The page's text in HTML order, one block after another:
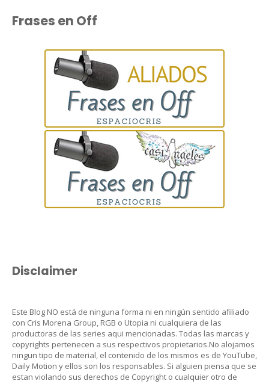
Frases en Off
Disclaimer
Este Blog NO está de ninguna forma ni en ningún sentido afiliado
con Cris Morena Group, RGB o Utopia ni cualquiera de las
productoras de las series aqui mencionadas. Todas las marcas y
copyrights pertenecen a sus respectivos propietarios.No alojamos
ningun tipo de material, el contenido de los mismos es de YouTube,
Daily Motion y ellos son los responsables. Si alguien piensa que se
estan violando sus derechos de Copyright o cualquier otro de